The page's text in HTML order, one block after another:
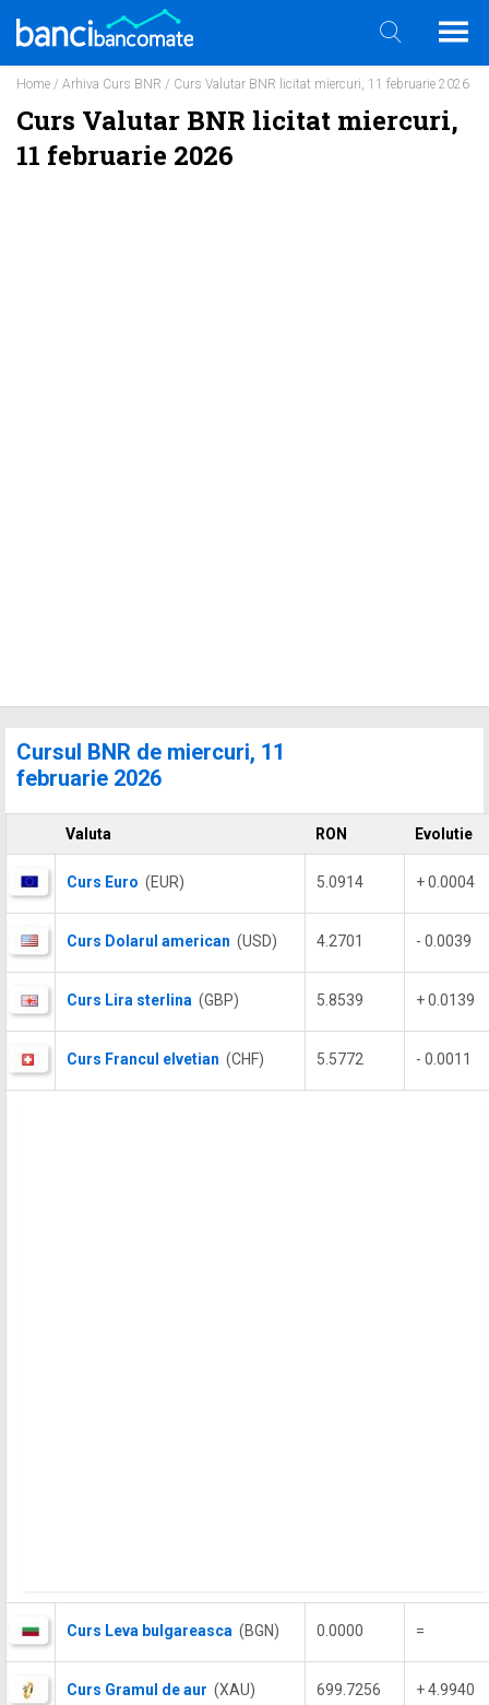
Home / Arhiva Curs BNR / Curs Valutar BNR licitat miercuri, 11 februarie 2026
Curs Valutar BNR licitat miercuri,
11 februarie 2026
Cursul BNR de miercuri, 11
februarie 2026
Valuta RON Evolutie
Curs Euro (EUR) 5.0914 + 0.0004
Curs Dolarul american (USD) 4.2701 - 0.0039
Curs Lira sterlina (GBP) 5.8539 + 0.0139
Curs Francul elvetian (CHF) 5.5772 - 0.0011
Curs Leva bulgareasca (BGN) 0.0000 =
Curs Gramul de aur (XAU) 699.7256 + 4.9940